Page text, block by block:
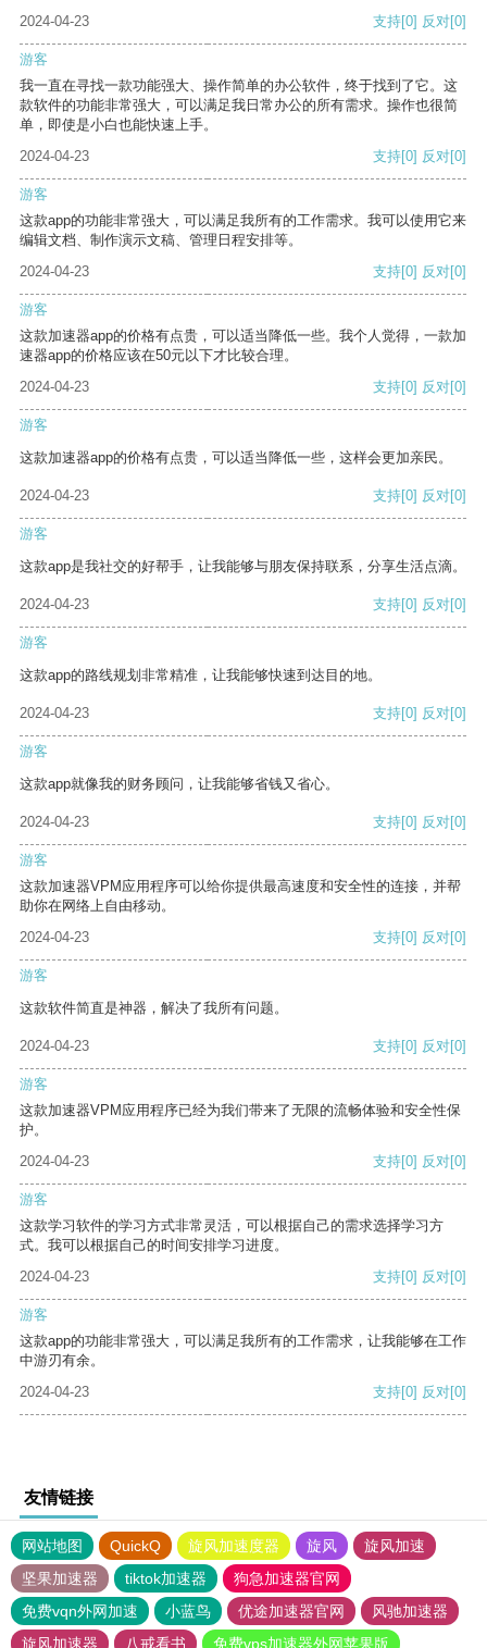
2024-04-23
支持[0] 反对[0]
游客
我一直在寻找一款功能强大、操作简单的办公软件，终于找到了它。这
款软件的功能非常强大，可以满足我日常办公的所有需求。操作也很简
单，即使是小白也能快速上手。
2024-04-23
支持[0] 反对[0]
游客
这款app的功能非常强大，可以满足我所有的工作需求。我可以使用它来
编辑文档、制作演示文稿、管理日程安排等。
2024-04-23
支持[0] 反对[0]
游客
这款加速器app的价格有点贵，可以适当降低一些。我个人觉得，一款加
速器app的价格应该在50元以下才比较合理。
2024-04-23
支持[0] 反对[0]
游客
这款加速器app的价格有点贵，可以适当降低一些，这样会更加亲民。
2024-04-23 支持[0] 反对[0]
游客
这款app是我社交的好帮手，让我能够与朋友保持联系，分享生活点滴。
2024-04-23 支持[0] 反对[0]
游客
这款app的路线规划非常精准，让我能够快速到达目的地。
2024-04-23 支持[0] 反对[0]
游客
这款app就像我的财务顾问，让我能够省钱又省心。
2024-04-23 支持[0] 反对[0]
游客
这款加速器VPM应用程序可以给你提供最高速度和安全性的连接，并帮
助你在网络上自由移动。
2024-04-23
支持[0] 反对[0]
游客
这款软件简直是神器，解决了我所有问题。
2024-04-23 支持[0] 反对[0]
游客
这款加速器VPM应用程序已经为我们带来了无限的流畅体验和安全性保
护。
2024-04-23
支持[0] 反对[0]
游客
这款学习软件的学习方式非常灵活，可以根据自己的需求选择学习方
式。我可以根据自己的时间安排学习进度。
2024-04-23
支持[0] 反对[0]
游客
这款app的功能非常强大，可以满足我所有的工作需求，让我能够在工作
中游刃有余。
2024-04-23
支持[0] 反对[0]
友情链接
网站地图 QuickQ 旋风加速度器 旋风
旋风加速
坚果加速器
tiktok加速器
狗急加速器官网
免费vqn外网加速
小蓝鸟 优途加速器官网
风驰加速器
旋风加速器
八戒看书 免费vps加速器外网苹果版